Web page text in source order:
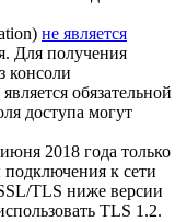
не является
Для получения
консоли
обязательной
доступа могут
2018 года только
к сети
TLS ниже версии
TLS 1.2.